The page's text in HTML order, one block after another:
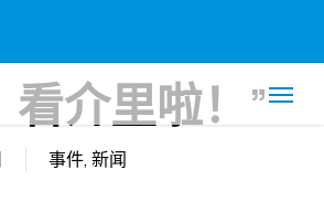
Menu
看介里啦！”
事件, 新闻